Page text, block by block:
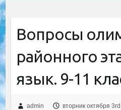
Вопросы
районного
язык. 9-11
admin вторник октября